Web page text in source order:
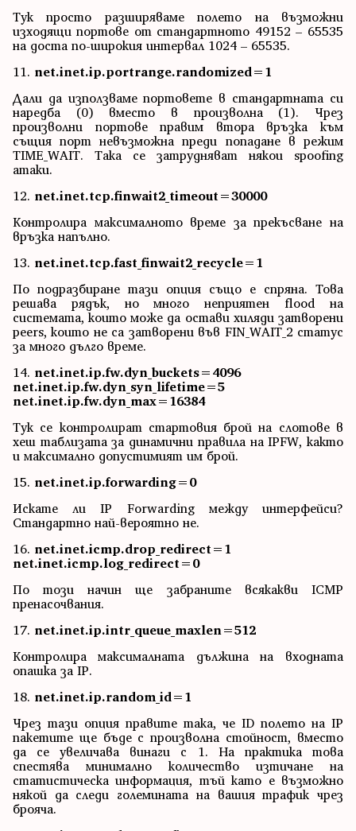
Тук просто разширяваме полето на възможни
изходящи портове от стандартното 49152 – 65535
на доста по-широкия интервал 1024 – 65535.
11. net.inet.ip.portrange.randomized=1
Дали да използваме портовете в стандартната си
наредба (0) вместо в произволна (1). Чрез
произволни портове правим втора връзка към
същия порт невъзможна преди попадане в режим
TIME_WAIT. Така се затрудняват някои spoofing
атаки.
12. net.inet.tcp.finwait2_timeout=30000
Контролира максималното време за прекъсване на
връзка напълно.
13. net.inet.tcp.fast_finwait2_recycle=1
По подразбиране тази опция също е спряна. Това
решава рядък, но много неприятен flood на
системата, които може да остави хиляди затворени
peers, които не са затворени във FIN_WAIT_2 статус
за много дълго време.
14. net.inet.ip.fw.dyn_buckets=4096
net.inet.ip.fw.dyn_syn_lifetime=5
net.inet.ip.fw.dyn_max=16384
Тук се контролират стартовия брой на слотове в
хеш таблизата за динамични правила на IPFW, както
и максимално допустимият им брой.
15. net.inet.ip.forwarding=0
Искате ли IP Forwarding между интерфейси?
Стандартно най-вероятно не.
16. net.inet.icmp.drop_redirect=1
net.inet.icmp.log_redirect=0
По този начин ще забраните всякакви ICMP
пренасочвания.
17. net.inet.ip.intr_queue_maxlen=512
Контролира максималната дължина на входната
опашка за IP.
18. net.inet.ip.random_id=1
Чрез тази опция правите така, че ID полето на IP
пакетите ще бъде с произволна стойност, вместо
да се увеличава винаги с 1. На практика това
спестява минимално количество изтичане на
статистическа информация, тъй като е възможно
някой да следи големината на вашия трафик чрез
брояча.